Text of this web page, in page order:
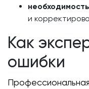
и
Как
ошибки